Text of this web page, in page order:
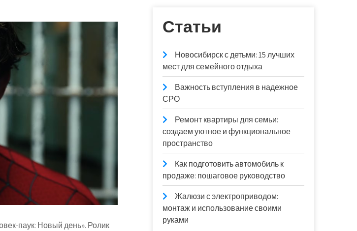
паук: Новый день». Ролик
Статьи
Новосибирск с детьми: 15 лучших
мест для семейного отдыха
Важность вступления в надежное
СРО
Ремонт квартиры для семьи:
создаем уютное и функциональное
пространство
Как подготовить автомобиль к
продаже: пошаговое руководство
Жалюзи с электроприводом:
монтаж и использование своими
руками